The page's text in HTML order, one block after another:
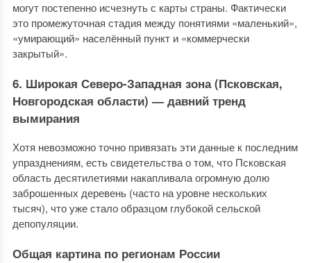
могут постепенно исчезнуть с карты страны. Фактически
это промежуточная стадия между понятиями «маленький»,
«умирающий» населённый пункт и «коммерчески
закрытый».
6. Широкая Северо-Западная зона (Псковская,
Новгородская области) — давний тренд
вымирания
Хотя невозможно точно привязать эти данные к последним
упразднениям, есть свидетельства о том, что Псковская
область десятилетиями накапливала огромную долю
заброшенных деревень (часто на уровне нескольких
тысяч), что уже стало образцом глубокой сельской
депопуляции.
Общая картина по регионам России